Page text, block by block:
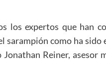
los expertos que han
sarampión como ha sido
Reiner, asesor